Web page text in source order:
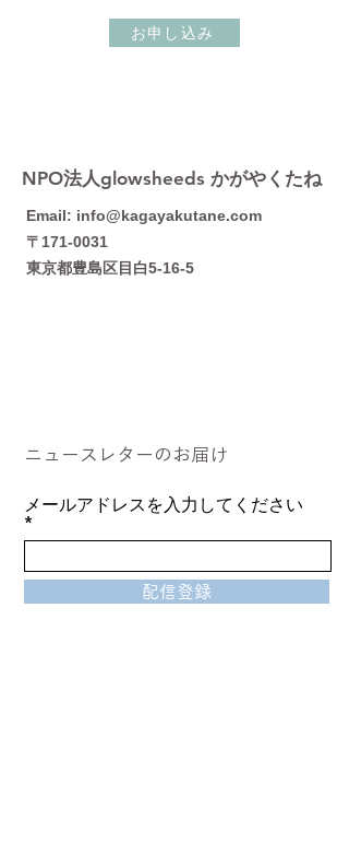
お申し込み
​NPO法人glowsheeds かがやくたね
Email: info@kagayakutane.com
〒171-0031
​東京都豊島区目白5-16-5
ニュースレターのお届け
メールアドレスを入力してください
配信登録